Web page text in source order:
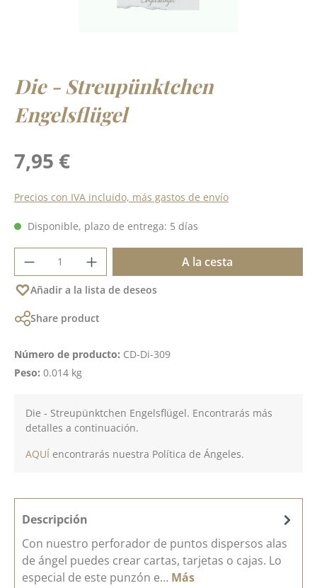
Die - Streupünktchen
Engelsflügel
Precio normal:
7,95 €
Precios con IVA incluido, más gastos de envío
Disponible, plazo de entrega: 5 días
Cantidad del producto: introduce la
A la cesta
Añadir a la lista de deseos
Share product
Número de producto: CD-Di-309
Peso: 0.014 kg
Die - Streupünktchen Engelsflügel. Encontrarás más
detalles a continuación.
AQUÍ encontrarás nuestra Política de Ángeles.
Descripción
Con nuestro perforador de puntos dispersos alas
de ángel puedes crear cartas, tarjetas o cajas. Lo
especial de este punzón e… Más